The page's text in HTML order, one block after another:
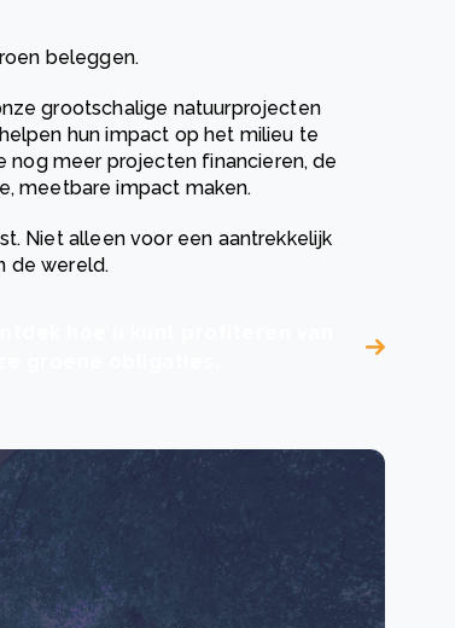
beleggen.
grootschalige natuurprojecten
hun impact op het milieu te
nog meer projecten financieren, de
meetbare impact maken.
Niet alleen voor een aantrekkelijk
de wereld.